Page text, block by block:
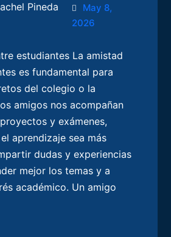
Pineda
May 8,
2026
estudiantes La amistad
es fundamental para
del colegio o la
amigos nos acompañan
y exámenes,
aprendizaje sea más
dudas y experiencias
mejor los temas y a
académico. Un amigo